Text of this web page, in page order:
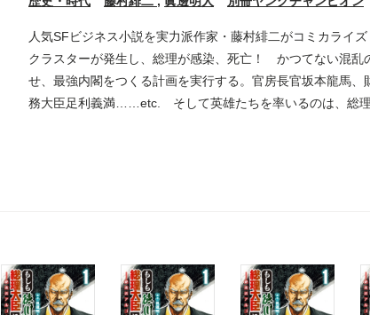
人気SFビジネス小説を実力派作家・藤村緋二がコミカライ
クラスターが発生し、総理が感染、死亡！ かつてない混乱
せ、最強内閣をつくる計画を実行する。官房長官坂本龍馬
務大臣足利義満……etc. そして英雄たちを率いるのは、総